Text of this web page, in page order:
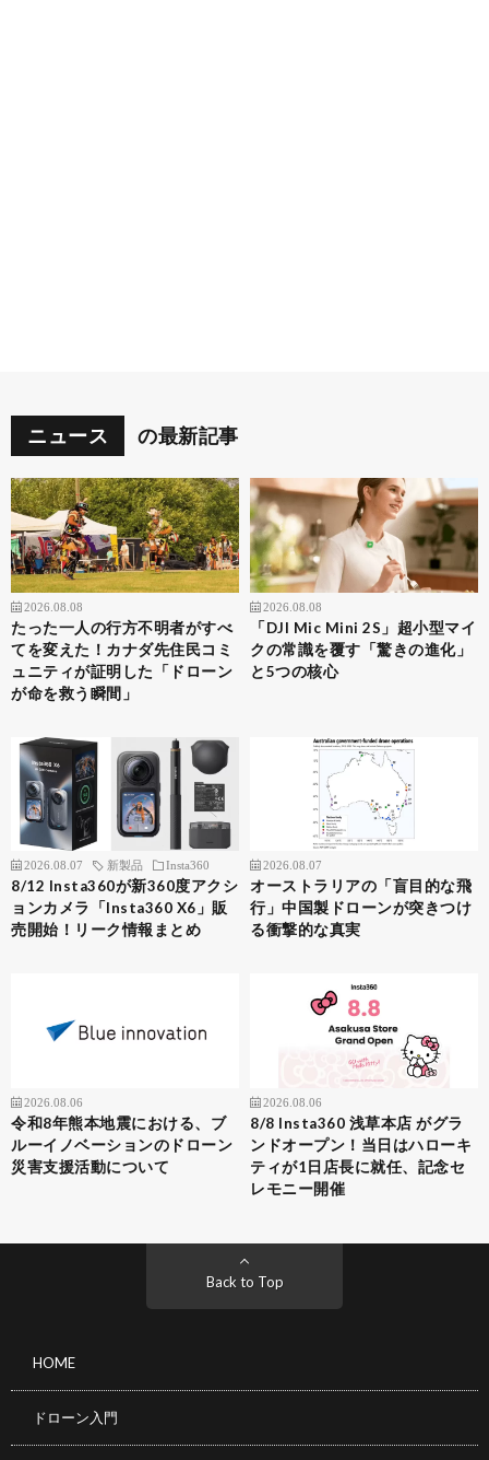
ニュース の最新記事
2026.08.08
たった一人の行方不明者がすべ
てを変えた！カナダ先住民コミ
ュニティが証明した「ドローン
が命を救う瞬間」
2026.08.08
「DJI Mic Mini 2S」超小型マイ
クの常識を覆す「驚きの進化」
と5つの核心
2026.08.07 新製品 Insta360
8/12 Insta360が新360度アクシ
ョンカメラ「Insta360 X6」販
売開始！リーク情報まとめ
2026.08.07
オーストラリアの「盲目的な飛
行」中国製ドローンが突きつけ
る衝撃的な真実
2026.08.06
令和8年熊本地震における、ブ
ルーイノベーションのドローン
災害支援活動について
2026.08.06
8/8 Insta360 浅草本店 がグラ
ンドオープン！当日はハローキ
ティが1日店長に就任、記念セ
レモニー開催
Back to Top
HOME
ドローン入門